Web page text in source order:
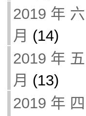
2019 年 六
月 (14)
2019 年 五
月 (13)
2019 年 四